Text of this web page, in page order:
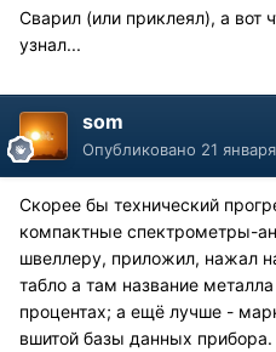
Сварил (или приклеял), а вот
узнал...
som
Опубликовано 21
Скорее бы технический
компактные спектрометры-
швеллеру, приложил, нажал
табло а там название
процентах; а ещё лучше -
вшитой базы данных прибора.